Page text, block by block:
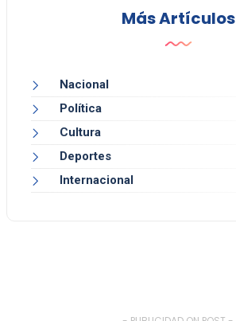
Más Artículos
Nacional
Política
Cultura
Deportes
Internacional